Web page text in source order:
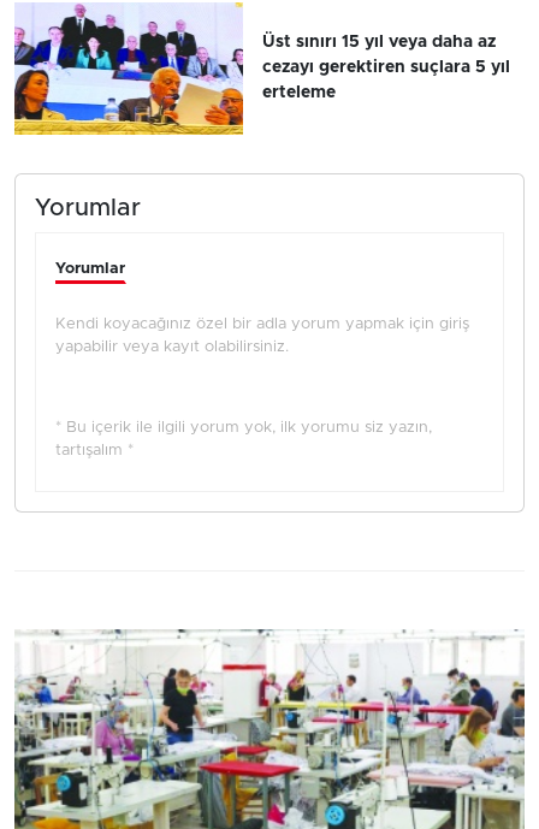
Üst sınırı 15 yıl veya daha az
cezayı gerektiren suçlara 5 yıl
erteleme
Yorumlar
Yorumlar
Kendi koyacağınız özel bir adla yorum yapmak için giriş
yapabilir veya kayıt olabilirsiniz.
* Bu içerik ile ilgili yorum yok, ilk yorumu siz yazın,
tartışalım *